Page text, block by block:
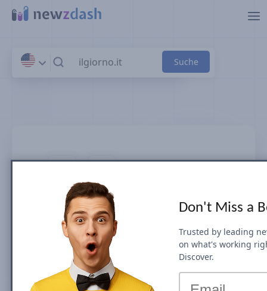
Zum Hauptinhalt springen
ilgiorno.it
News-SEO-Sichtbarkeit & Rankings in
Italia
Die Google-Such-Sichtbarkeit für Top
Stories (News Box)-Karussell oder
organische Ergebnisse ist der Anteil des
Don't Miss a
Trusted by leading
on what's working
Discover.